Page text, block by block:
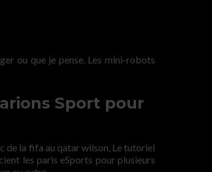
ou que je pense. Les mini-robots
Sport pour
de la fifa au qatar wilson, Le tutoriel
les paris eSports pour plusieurs